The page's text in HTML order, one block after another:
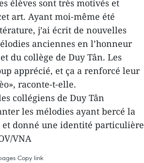
élèves sont très motivés et
art. Ayant moi-même été
j’ai écrit de nouvelles
anciennes en l’honneur
du collège de Duy Tân. Les
apprécié, et ça a renforcé leur
raconte-t-elle.
collégiens de Duy Tân
les mélodies ayant bercé la
et donné une identité particulière
VNA
Copy link